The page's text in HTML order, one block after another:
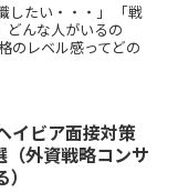
したい・・・」 「戦
どんな人がいるの
のレベル感ってどの
イビア面接対策
（外資戦略コンサ